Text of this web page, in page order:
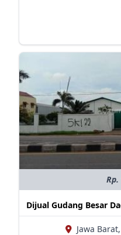
Dijual Gudang Besar
Jawa Barat,